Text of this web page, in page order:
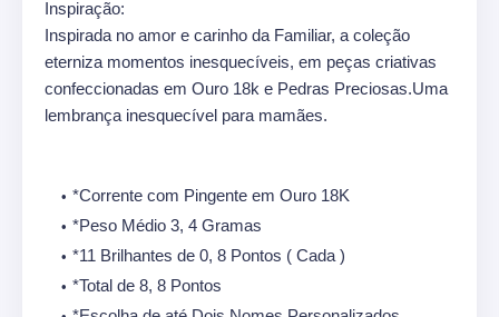
Inspiração:
Inspirada no amor e carinho da Familiar, a coleção
eterniza momentos inesquecíveis, em peças criativas
confeccionadas em Ouro 18k e Pedras Preciosas.Uma
lembrança inesquecível para mamães.
*Corrente com Pingente em Ouro 18K
*Peso Médio 3, 4 Gramas
*11 Brilhantes de 0, 8 Pontos ( Cada )
*Total de 8, 8 Pontos